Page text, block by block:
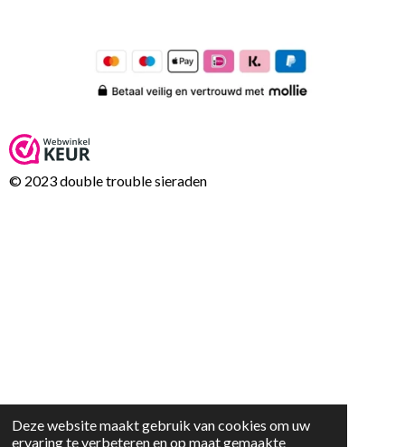
Deze website maakt gebruik van cookies om uw
ervaring te verbeteren en op maat gemaakte
© 2023 double trouble sieraden